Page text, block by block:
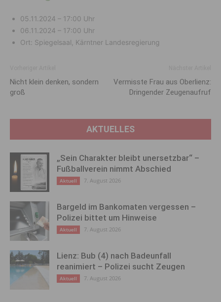
05.11.2024 – 17:00 Uhr
06.11.2024 – 17:00 Uhr
Ort: Spiegelsaal, Kärntner Landesregierung
Nicht klein denken, sondern
groß
Vermisste Frau aus Oberlienz:
Dringender Zeugenaufruf
AKTUELLES
„Sein Charakter bleibt unersetzbar“ –
Fußballverein nimmt Abschied
Aktuell 7. August 2026
Bargeld im Bankomaten vergessen –
Polizei bittet um Hinweise
Aktuell 7. August 2026
Lienz: Bub (4) nach Badeunfall
reanimiert – Polizei sucht Zeugen
Aktuell 7. August 2026